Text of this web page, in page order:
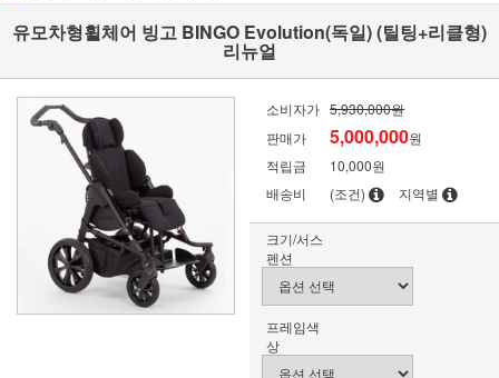
유모차형휠체어 빙고 BINGO Evolution(독일) (틸팅+리클형)
리뉴얼
소비자가 5,930,000원
판매가
5,000,000원
적립금
10,000원
배송비
(조건) 지역별
크기/서스
펜션
프레임색
상